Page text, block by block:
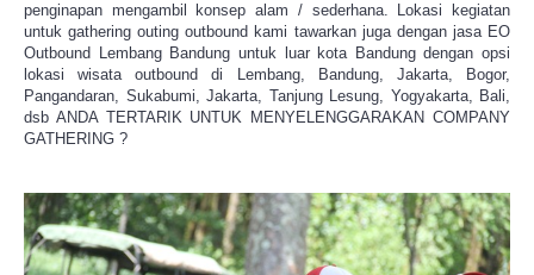
penginapan mengambil konsep alam / sederhana. Lokasi kegiatan
untuk gathering outing outbound kami tawarkan juga dengan jasa EO
Outbound Lembang Bandung untuk luar kota Bandung dengan opsi
lokasi wisata outbound di Lembang, Bandung, Jakarta, Bogor,
Pangandaran, Sukabumi, Jakarta, Tanjung Lesung, Yogyakarta, Bali,
dsb ANDA TERTARIK UNTUK MENYELENGGARAKAN COMPANY
GATHERING ?